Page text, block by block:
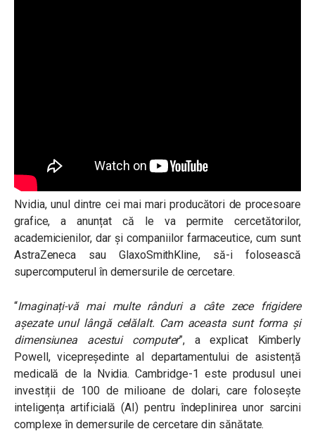
Nvidia, unul dintre cei mai mari producători de procesoare
grafice, a anunțat că le va permite cercetătorilor,
academicienilor, dar și companiilor farmaceutice, cum sunt
AstraZeneca sau GlaxoSmithKline, să-i folosească
supercomputerul în demersurile de cercetare.
“Imaginați-vă mai multe rânduri a câte zece frigidere
așezate unul lângă celălalt. Cam aceasta sunt forma și
dimensiunea acestui computer”, a explicat Kimberly
Powell, vicepreședinte al departamentului de asistență
medicală de la Nvidia. Cambridge-1 este produsul unei
investiții de 100 de milioane de dolari, care folosește
inteligența artificială (AI) pentru îndeplinirea unor sarcini
complexe în demersurile de cercetare din sănătate.